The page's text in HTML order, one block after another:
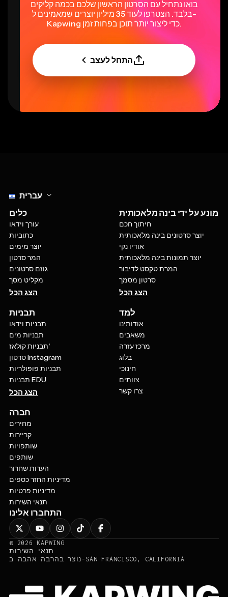
בואו נתחיל עם הסרטון הראשון שלכם בכמה קליקים
בלבד. הצטרפו לעוד 35 מיליון יוצרים שמאמינים ל-
Kapwing כדי ליצור יותר תוכן בפחות זמן.
התחל לעצב
עברית
כלים
עורך וידאו
כתוביות
יוצר מימים
המר סרטון
גוזם סרטונים
מקליט מסך
הצג הכל
מונע על ידי בינה מלאכותית
חיתוך חכם
יוצר סרטונים בינה מלאכותית
אודיו נקי
יוצר תמונות בינה מלאכותית
המרת טקסט לדיבור
סרטון מסמך
הצג הכל
תבניות
תבניות וידאו
תבניות מים
תבניות קולאז'
סרטון Instagram
תבניות פופולריות
תבניות EDU
הצג הכל
למד
אודותינו
משאבים
מרכז עזרה
בלוג
חינוכי
צוותים
צרו קשר
חברה
מחירים
קריירות
שותפויות
שותפים
הערות שחרור
מדיניות החזר כספים
מדיניות פרטיות
תנאי השירות
התחברו אלינו
© 2026
KAPWING
תנאי השירות
נוצר בהרבה אהבה ב-SAN FRANCISCO, CALIFORNIA